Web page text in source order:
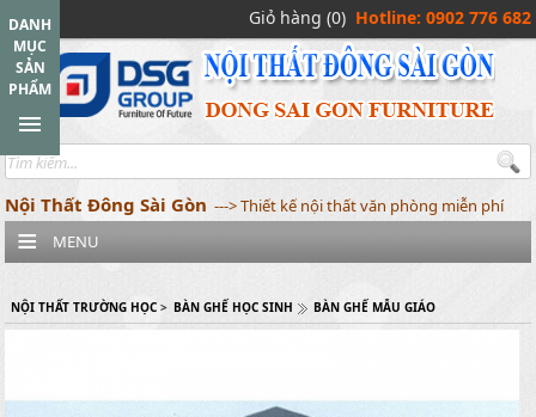
Giỏ hàng (0) Hotline: 0902 776 682
Nội Thất Đông Sài Gòn ---> Thiết kế nội thất văn phòng miễn phí
DANH
MỤC
SẢN
PHẨM
MENU
NỘI THẤT TRƯỜNG HỌC > BÀN GHẾ HỌC SINH BÀN GHẾ MẪU GIÁO